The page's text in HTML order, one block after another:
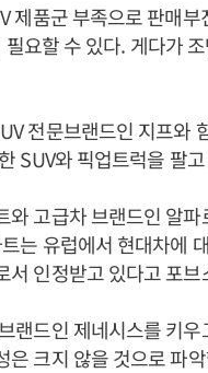
제품군 부족으로 판매
요할 수 있다. 게다가
전문브랜드인 지프와
SUV와 픽업트럭을 팔
와 고급차 브랜드인 알
는 유럽에서 현대차에
서 인정받고 있다고 포브
랜드인 제네시스를 키
은 크지 않을 것으로 파